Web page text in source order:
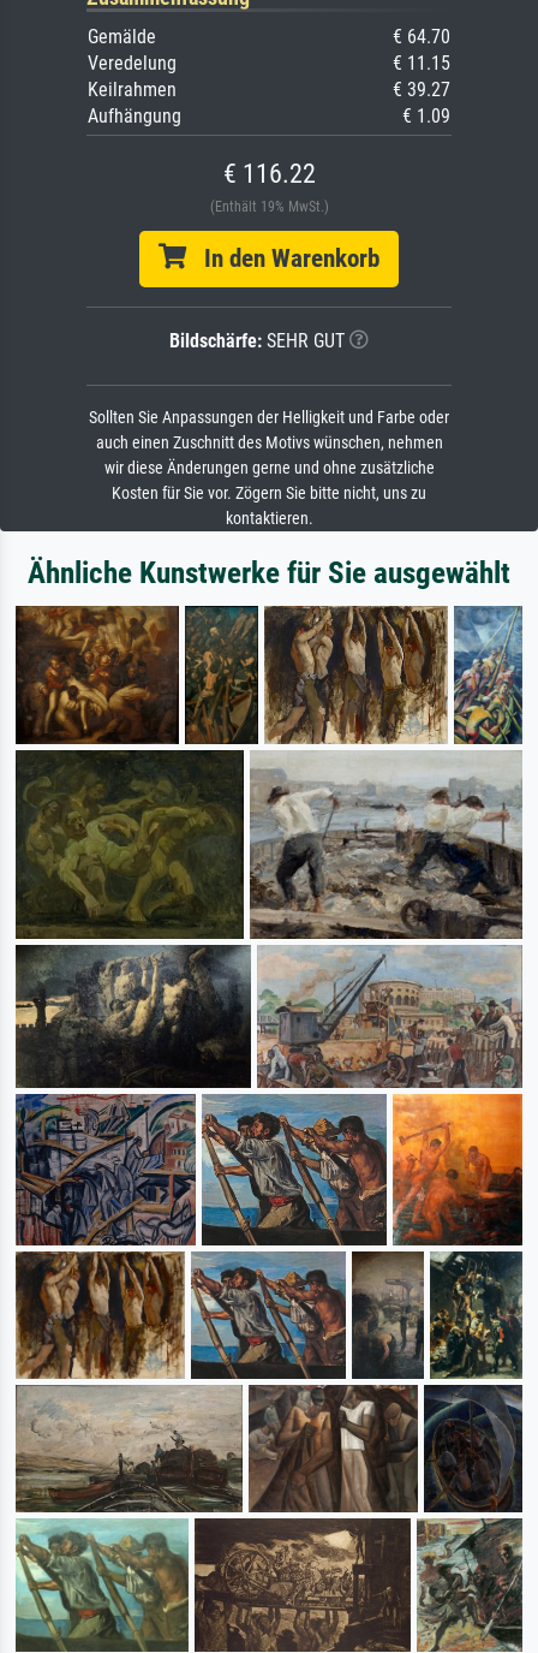
Gemälde
€ 64.70
Veredelung
€ 11.15
Keilrahmen
€ 39.27
Aufhängung
€ 1.09
€ 116.22
(Enthält 19% MwSt.)
In den Warenkorb
Bildschärfe: SEHR GUT
Sollten Sie Anpassungen der Helligkeit und Farbe oder
auch einen Zuschnitt des Motivs wünschen, nehmen
wir diese Änderungen gerne und ohne zusätzliche
Kosten für Sie vor. Zögern Sie bitte nicht, uns zu
kontaktieren.
Ähnliche Kunstwerke für Sie ausgewählt